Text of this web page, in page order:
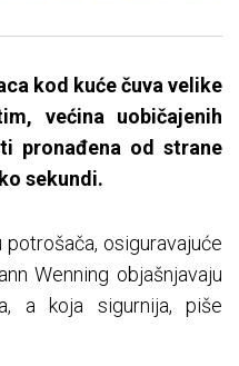
kod kuće čuva velike
većina uobičajenih
pronađena od strane
sekundi.
osiguravajuće
Wenning objašnjavaju
a koja sigurnija, piše